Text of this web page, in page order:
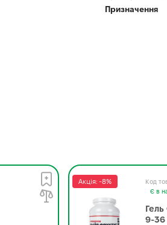
Призначення
Акція: -8%
Є в
9-36